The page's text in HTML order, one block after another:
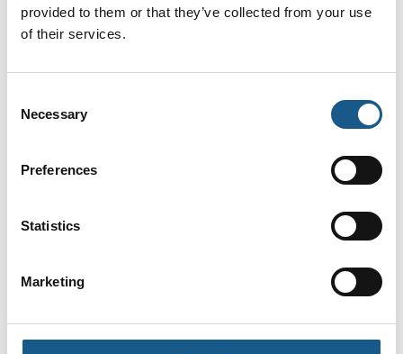
provided to them or that they’ve collected from your use
of their services.
Selection
Necessary
Preferences
Statistics
Marketing
NYUDVIKLET PILOTSTYRET
På messen
TEMPERATURER
På messen